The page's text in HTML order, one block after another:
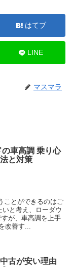
はてブ
LINE
マスマラ
車高調 乗り心
と対策
ことができるのはご
と考え、ローダウ
が、車高調を上手
改善す...
古が安い理由